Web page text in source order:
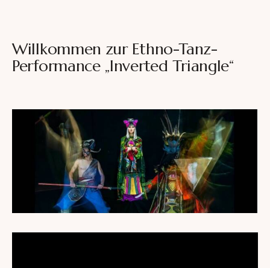
Willkommen zur Ethno-Tanz-
Performance „Inverted Triangle“